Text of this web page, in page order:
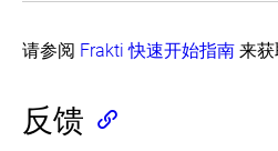
请参阅 Frakti 快速开始指南 来获
反馈